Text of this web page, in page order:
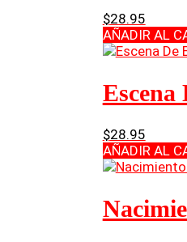
$28.95
AÑADIR AL
Escena
$28.95
AÑADIR AL